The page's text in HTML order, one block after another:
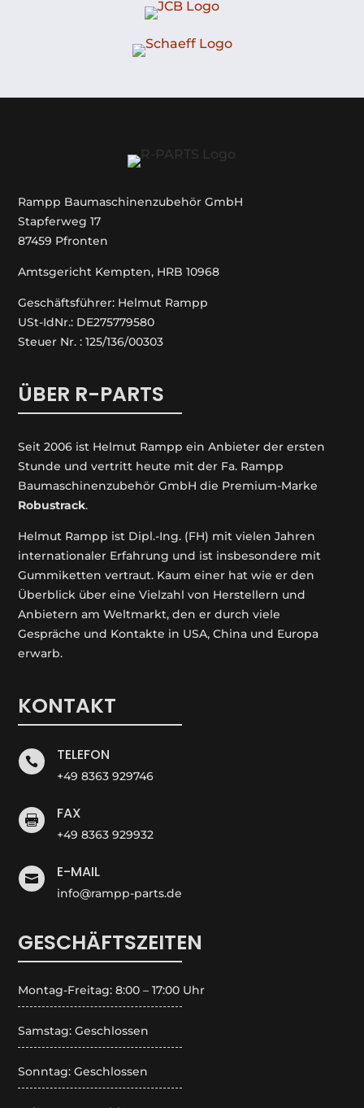
Rampp Baumaschinenzubehör GmbH
Stapferweg 17
87459 Pfronten
Amtsgericht Kempten, HRB 10968
Geschäftsführer: Helmut Rampp
USt-IdNr.: DE275779580
Steuer Nr. : 125/136/00303
ÜBER R-PARTS
Seit 2006 ist Helmut Rampp ein An­bieter der ersten
Stunde und vertritt heute mit der Fa. Rampp
Baumaschinenzubehör GmbH die Premium-Marke
Robustrack.
Helmut Rampp ist Dipl.-Ing. (FH) mit vielen Jahren
internationaler Erfahrung und ist insbesondere mit
Gummiketten vertraut. Kaum einer hat wie er den
Überblick über eine Vielzahl von Herstellern und
Anbietern am Weltmarkt, den er durch viele
Gespräche und Kontakte in USA, China und Europa
erwarb.
KONTAKT
 TELEFON
+49 8363 929746
 FAX
+49 8363 929932
 E-MAIL
info@rampp-parts.de
GESCHÄFTSZEITEN
Montag-Freitag: 8:00 – 17:00 Uhr
Samstag: Geschlossen
Sonntag: Geschlossen